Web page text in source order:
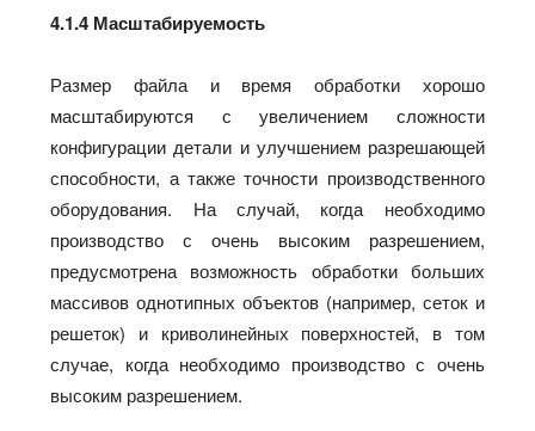
4.1.4 Масштабируемость
Размер файла и время обработки хорошо
масштабируются с увеличением сложности
конфигурации детали и улучшением разрешающей
способности, а также точности производственного
оборудования. На случай, когда необходимо
производство с очень высоким разрешением,
предусмотрена возможность обработки больших
массивов однотипных объектов (например, сеток и
решеток) и криволинейных поверхностей, в том
случае, когда необходимо производство с очень
высоким разрешением.